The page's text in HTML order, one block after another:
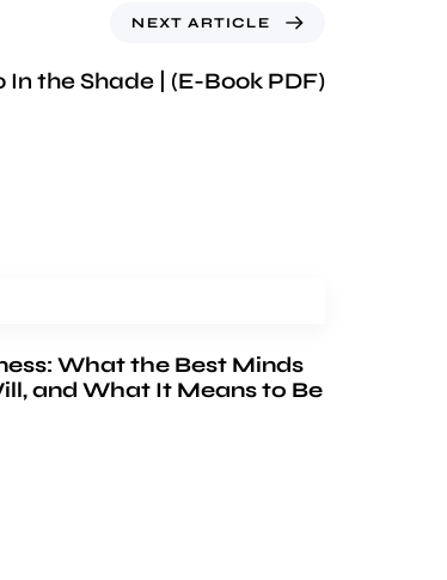
NEXT ARTICLE
In the Shade | (E-Book PDF)
What the Best Minds
and What It Means to Be